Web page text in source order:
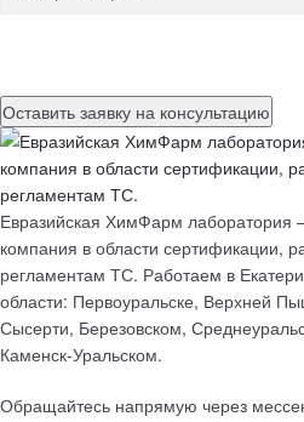
Евразийская ХимФарм лаборатория
компания в области сертификации,
регламентам ТС. Работаем в
области: Первоуральске, Верхней
Сысерти, Березовском,
Каменск-Уральском.
Обращайтесь напрямую через